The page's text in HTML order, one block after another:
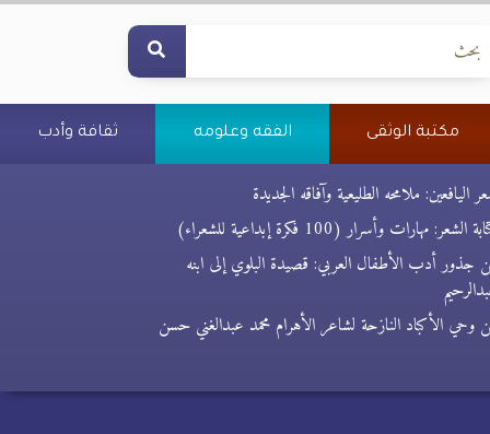
مكتبة الوثقى الفقه وعلومه ثقافة وأدب
اليافعين: ملامحه الطليعية وآفاقه الجديدة
الشعر: مهارات وأسرار (100 فكرة إبداعية للشعراء)
جذور أدب الأطفال العربي: قصيدة البلوي إلى ابنه
وحي الأكباد النازحة لشاعر الأهرام محمد عبدالغني حسن